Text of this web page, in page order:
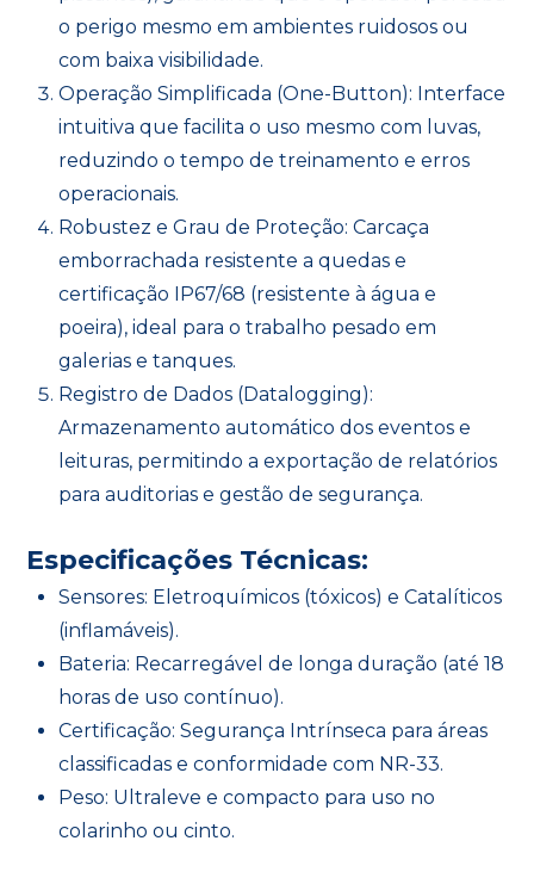
o perigo mesmo em ambientes ruidosos ou
com baixa visibilidade.
Operação Simplificada (One-Button): Interface
intuitiva que facilita o uso mesmo com luvas,
reduzindo o tempo de treinamento e erros
operacionais.
Robustez e Grau de Proteção: Carcaça
emborrachada resistente a quedas e
certificação IP67/68 (resistente à água e
poeira), ideal para o trabalho pesado em
galerias e tanques.
Registro de Dados (Datalogging):
Armazenamento automático dos eventos e
leituras, permitindo a exportação de relatórios
para auditorias e gestão de segurança.
Especificações Técnicas:
Sensores: Eletroquímicos (tóxicos) e Catalíticos
(inflamáveis).
Bateria: Recarregável de longa duração (até 18
horas de uso contínuo).
Certificação: Segurança Intrínseca para áreas
classificadas e conformidade com NR-33.
Peso: Ultraleve e compacto para uso no
colarinho ou cinto.